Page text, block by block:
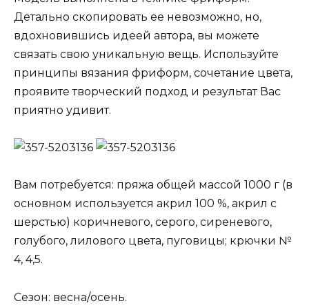
Детально скопировать ее невозможно, но,
вдохновившись идеей автора, вы можете
связать свою уникальную вещь. Используйте
принципы вязания фриформ, сочетание цвета,
проявите творческий подход и результат Вас
приятно удивит.
Вам потребуется: пряжа общей массой 1000 г (в
основном используется акрил 100 %, акрил с
шерстью) коричневого, серого, сиреневого,
голубого, лилового цвета, пуговицы; крючки №
4, 4,5.
Сезон: весна/осень.